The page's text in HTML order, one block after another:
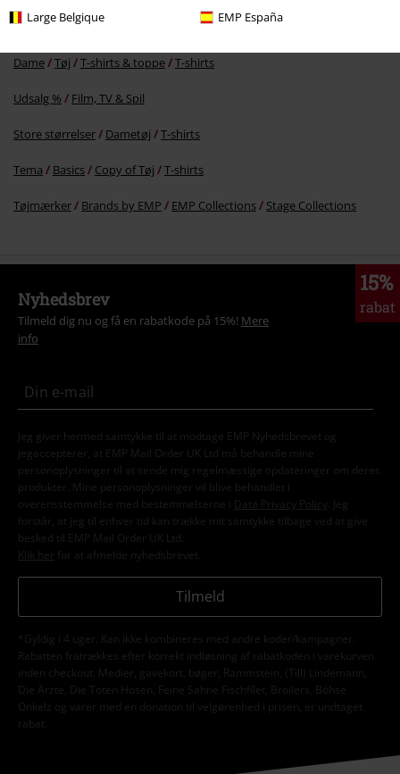
Large Belgique EMP España
Dame Tøj T-shirts & toppe T-shirts
Udsalg % Film, TV & Spil
Store størrelser Dametøj T-shirts
Tema Basics Copy of Tøj T-shirts
Tøjmærker Brands by EMP EMP Collections Stage Collections
15%
rabat
Nyhedsbrev
Tilmeld dig nu og få en rabatkode på 15%! Mere
info
Jeg giver hermed samtykke til at modtage EMP Nyhedsbrevet og
jegaccepterer, at EMP Mail Order UK Ltd må behandle mine
personoplysninger til at sende mig regelmæssige opdateringer om deres
produkter. Mine personoplysninger vil blive behandlet i
overensstemmelse med bestemmelserne i
Data Privacy Policy
. Jeg
forstår, at jeg til enhver tid kan trække mit samtykke tilbage ved at give
besked til EMP Mail Order UK Ltd.
Klik her
for at afmelde nyhedsbrevet.
Tilmeld
*Gyldig i 4 uger. Kan ikke kombineres med andre koder/kampagner.
Rabatten fratrækkes efter korrekt indløsning af rabatkoden i varekurven
inden checkout. Medier, gavekort, bøger, Rammstein, (Till) Lindemann,
Die Ärzte, Die Toten Hosen, Feine Sahne Fischfilet, Broilers, Böhse
Onkelz og varer med en donation til velgørenhed i prisen, er undtaget
rabat.